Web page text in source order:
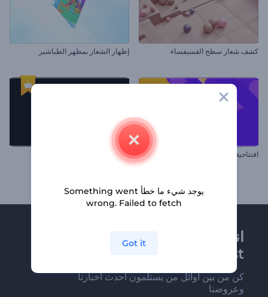
كشف شعار سطح الفسيفساء إظهار الشعار بمظهر الطباشير
افتتاحية شريط بحث ملون كشف شعار بوميض انسيابي
انضم إلى نشرة
Renderforest الإخبارية
كن من بين أوائل من يستلمون أحدث أخبارنا
وعروضنا
يوجد شيء ما خطأ Something went
wrong. Failed to fetch
Got it